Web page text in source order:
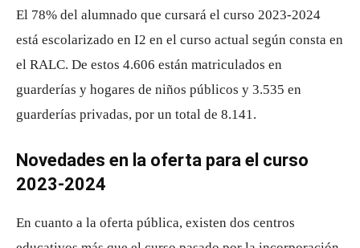
El 78% del alumnado que cursará el curso 2023-2024
está escolarizado en I2 en el curso actual según consta en
el RALC. De estos 4.606 están matriculados en
guarderías y hogares de niños públicos y 3.535 en
guarderías privadas, por un total de 8.141.
Novedades en la oferta para el curso
2023-2024
En cuanto a la oferta pública, existen dos centros